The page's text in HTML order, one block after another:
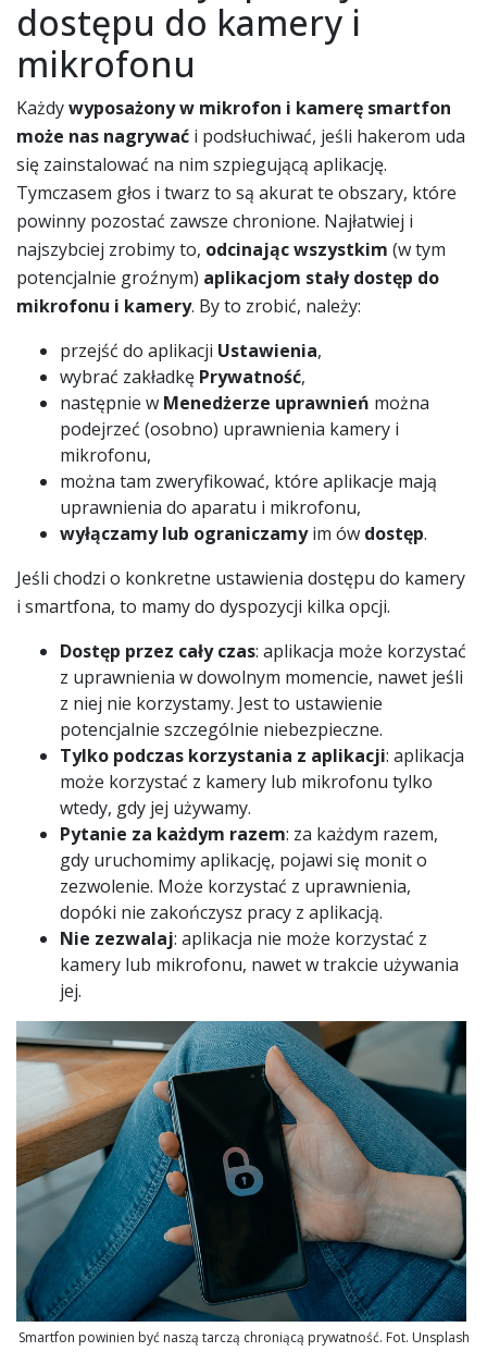
dostępu do kamery i
mikrofonu
Każdywyposażony w mikrofon i kamerę smartfon
może nas nagrywać i podsłuchiwać, jeśli hakerom uda
się zainstalować na nim szpiegującą aplikację.
Tymczasem głos i twarz to są akurat te obszary, które
powinny pozostać zawsze chronione. Najłatwiej i
najszybciej zrobimy to, odcinając wszystkim (w tym
potencjalnie groźnym) aplikacjom stały dostęp do
mikrofonu i kamery. By to zrobić, należy:
przejść do aplikacji Ustawienia,
wybrać zakładkę Prywatność,
następnie w Menedżerze uprawnień można
podejrzeć (osobno) uprawnienia kamery i
mikrofonu,
można tam zweryfikować, które aplikacje mają
uprawnienia do aparatu i mikrofonu,
wyłączamy lub ograniczamyim ów dostęp.
Jeśli chodzi o konkretne ustawienia dostępu do kamery
i smartfona, to mamy do dyspozycji kilka opcji.
Dostęp przez cały czas: aplikacja może korzystać
z uprawnienia w dowolnym momencie, nawet jeśli
z niej nie korzystamy. Jest to ustawienie
potencjalnie szczególnie niebezpieczne.
Tylko podczas korzystania z aplikacji: aplikacja
może korzystać z kamery lub mikrofonu tylko
wtedy, gdy jej używamy.
Pytanie za każdym razem: za każdym razem,
gdy uruchomimy aplikację, pojawi się monit o
zezwolenie. Może korzystać z uprawnienia,
dopóki nie zakończysz pracy z aplikacją.
Nie zezwalaj: aplikacja nie może korzystać z
kamery lub mikrofonu, nawet w trakcie używania
jej.
Smartfon powinien być naszą tarczą chroniącą prywatność. Fot. Unsplash